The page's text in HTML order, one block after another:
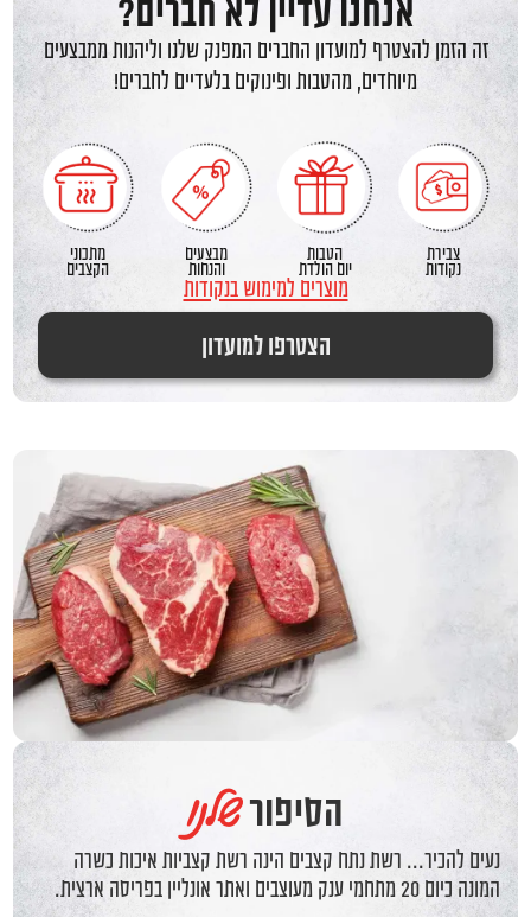
אנחנו עדיין לא חברים?
זה הזמן להצטרף למועדון החברים המפנק שלנו וליהנות ממבצעים
מיוחדים, מהטבות ופינוקים בלעדיים לחברים!
צבירת
נקודות
הטבות
יום הולדת
מבצעים
והנחות
מתכוני
הקצבים
מוצרים למימוש בנקודות
הצטרפו למועדון
הסיפורשלנו
נעים להכיר... רשת נתח קצבים הינה רשת קצביות איכות כשרה
המונה כיום 20 מתחמי ענק מעוצבים ואתר אונליין בפריסה ארצית.